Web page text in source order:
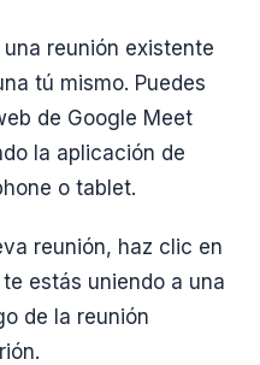
reunión existente
tú mismo. Puedes
de Google Meet
la aplicación de
o tablet.
reunión, haz clic en
estás uniendo a una
de la reunión